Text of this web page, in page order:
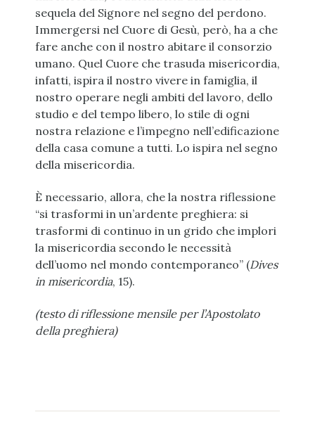
sequela del Signore nel segno del perdono.
Immergersi nel Cuore di Gesù, però, ha a che
fare anche con il nostro abitare il consorzio
umano. Quel Cuore che trasuda misericordia,
infatti, ispira il nostro vivere in famiglia, il
nostro operare negli ambiti del lavoro, dello
studio e del tempo libero, lo stile di ogni
nostra relazione e l’impegno nell’edificazione
della casa comune a tutti. Lo ispira nel segno
della misericordia.
È necessario, allora, che la nostra riflessione
“si trasformi in un’ardente preghiera: si
trasformi di continuo in un grido che implori
la misericordia secondo le necessità
dell’uomo nel mondo contemporaneo” (Dives
in misericordia, 15).
(testo di riflessione mensile per l’Apostolato
della preghiera)